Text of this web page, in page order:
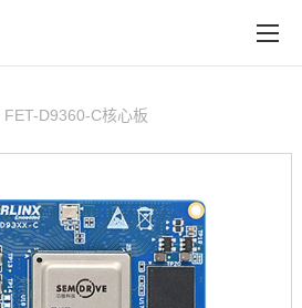
在线购买
FET-D9360-C核心板